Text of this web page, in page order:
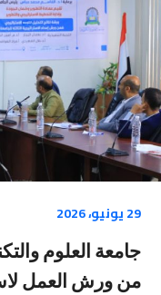
29 يونيو، 2026
جامعة العلوم
من ورش العمل